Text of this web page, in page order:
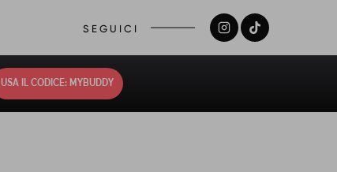
SEGUICI
USA IL CODICE: MYBUDDY